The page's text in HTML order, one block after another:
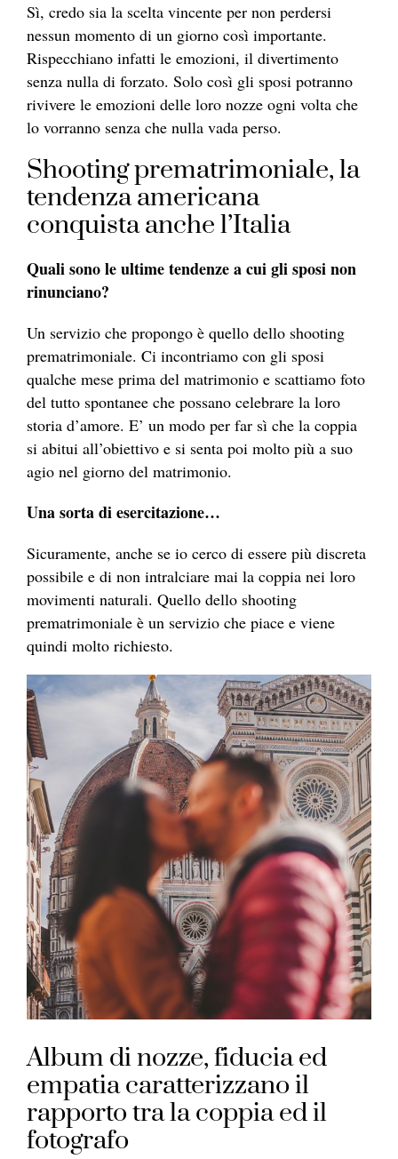
Sì, credo sia la scelta vincente per non perdersi
nessun momento di un giorno così importante.
Rispecchiano infatti le emozioni, il divertimento
senza nulla di forzato. Solo così gli sposi potranno
rivivere le emozioni delle loro nozze ogni volta che
lo vorranno senza che nulla vada perso.
Shooting prematrimoniale, la
tendenza americana
conquista anche l’Italia
Quali sono le ultime tendenze a cui gli sposi non
rinunciano?
Un servizio che propongo è quello dello shooting
prematrimoniale. Ci incontriamo con gli sposi
qualche mese prima del matrimonio e scattiamo foto
del tutto spontanee che possano celebrare la loro
storia d’amore. E’ un modo per far sì che la coppia
si abitui all’obiettivo e si senta poi molto più a suo
agio nel giorno del matrimonio.
Una sorta di esercitazione…
Sicuramente, anche se io cerco di essere più discreta
possibile e di non intralciare mai la coppia nei loro
movimenti naturali. Quello dello shooting
prematrimoniale è un servizio che piace e viene
quindi molto richiesto.
Album di nozze, fiducia ed
empatia caratterizzano il
rapporto tra la coppia ed il
fotografo